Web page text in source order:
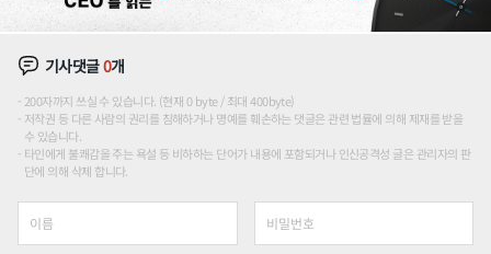
기사댓글0개
200자까지 쓰실 수 있습니다. (현재 0 byte / 최대 400byte)
저작권 등 다른 사람의 권리를 침해하거나 명예를 훼손하는 댓글은 관련 법률에 의해 제재를 받을
수 있습니다.
타인에게 불쾌감을 주는 욕설 등 비하하는 단어가 내용에 포함되거나 인신공격성 글은 관리자의 판
단에 의해 삭제 합니다.